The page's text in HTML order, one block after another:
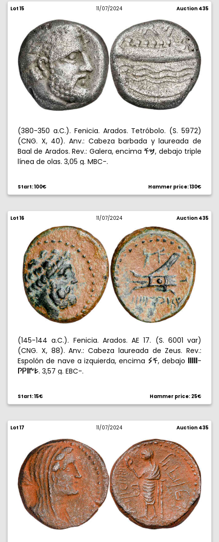
Lot 15 11/07/2024 Auction 435
(380-350 a.C.). Fenicia. Arados. Tetróbolo. (S. 5972)
(CNG. X, 40). Anv.: Cabeza barbada y laureada de
Baal de Arados. Rev.: Galera, encimaœﬂ, debajo triple
línea de olas. 3,05 g. MBC-.
Start: 100€ Hammer price: 130€
Lot 16 11/07/2024 Auction 435
(145-144 a.C.). Fenicia. Arados. AE 17. (S. 6001 var)
(CNG. X, 88). Anv.: Cabeza laureada de Zeus. Rev.:
Espolón de nave a izquierda, encima {œ, debajo -
+≠%ÎW. 3,57 g. EBC-.
Start: 15€ Hammer price: 25€
Lot 17 11/07/2024 Auction 435